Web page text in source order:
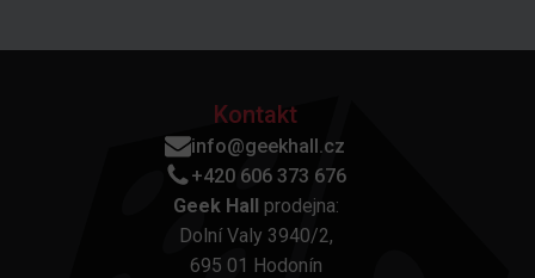
Kontakt
info@geekhall.cz
+420 606 373 676
Geek Hall prodejna:
Dolní Valy 3940/2,
695 01 Hodonín